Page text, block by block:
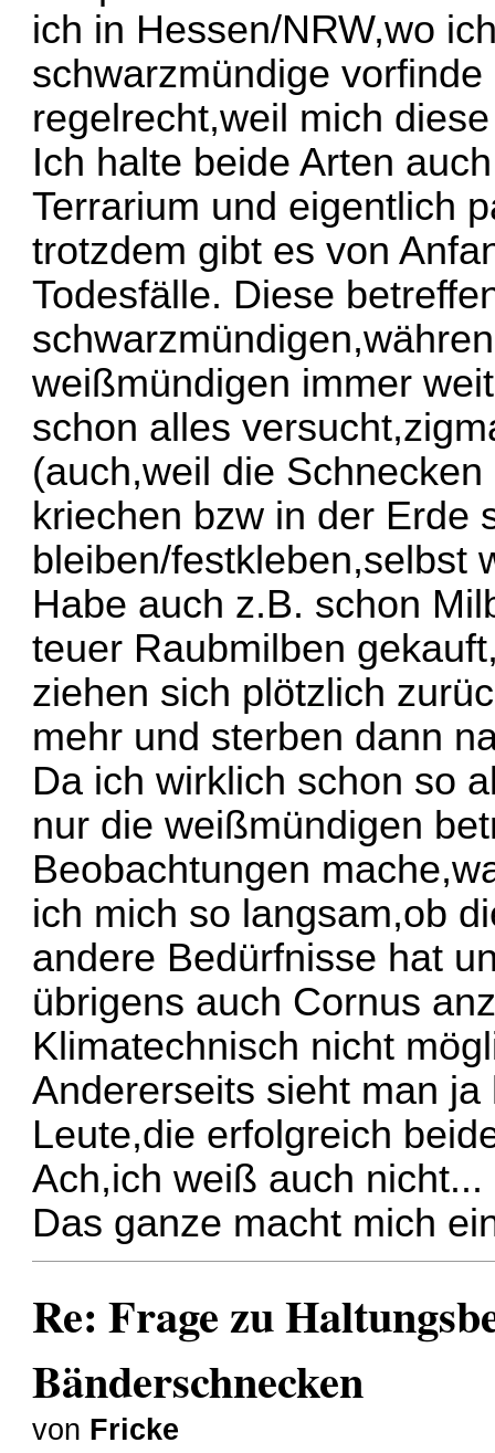
ich in Hessen/NRW,wo
schwarzmündige
regelrecht,weil mich
Ich halte beide Arten
Terrarium und eigentlich
trotzdem gibt es von
Todesfälle. Diese
weißmündigen immer
schon alles
(auch,weil die
kriechen bzw in der Erde
bleiben/festkleben,selbst
Habe auch z.B. schon
teuer Raubmilben
ziehen sich plötzlich
mehr und sterben dann
Da ich wirklich schon so
nur die weißmündigen
Beobachtungen
ich mich so langsam,ob
andere Bedürfnisse hat
übrigens auch Cornus
Klimatechnisch nicht
Andererseits sieht man
Leute,die erfolgreich
Ach,ich weiß auch nicht...
Das ganze macht mich
Re: Frage zu
Bänderschnecken
von Fricke